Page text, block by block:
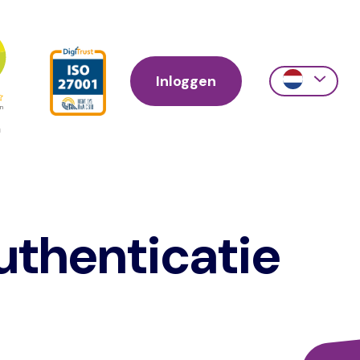
Inloggen
Action